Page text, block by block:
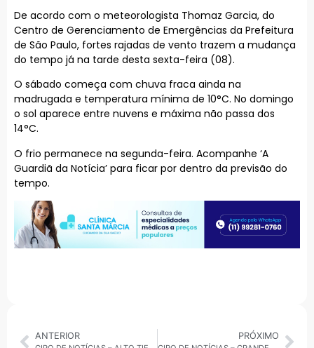
De acordo com o meteorologista Thomaz Garcia, do
Centro de Gerenciamento de Emergências da Prefeitura
de São Paulo, fortes rajadas de vento trazem a mudança
do tempo já na tarde desta sexta-feira (08).
O sábado começa com chuva fraca ainda na
madrugada e temperatura mínima de 10°C. No domingo
o sol aparece entre nuvens e máxima não passa dos
14°C.
O frio permanece na segunda-feira. Acompanhe ‘A
Guardiã da Notícia’ para ficar por dentro da previsão do
tempo.
ANTERIOR PRÓXIMO